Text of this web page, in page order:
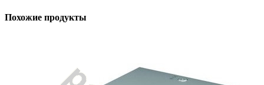
Похожие продукты